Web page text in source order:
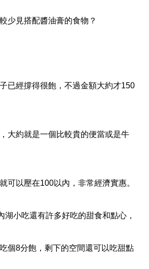
少見搭配醬油膏的食物？
已經撐得很飽，不過金額大約才150
大約就是一個比較貴的便當或是牛
可以壓在100以內，非常經濟實惠。
湖小吃還有許多好吃的甜食和點心，
個8分飽，剩下的空間還可以吃甜點